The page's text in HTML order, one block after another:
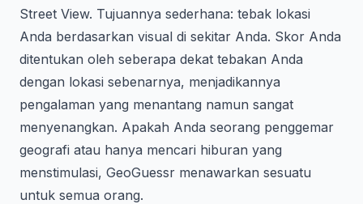
Street View. Tujuannya sederhana: tebak lokasi
Anda berdasarkan visual di sekitar Anda. Skor Anda
ditentukan oleh seberapa dekat tebakan Anda
dengan lokasi sebenarnya, menjadikannya
pengalaman yang menantang namun sangat
menyenangkan. Apakah Anda seorang penggemar
geografi atau hanya mencari hiburan yang
menstimulasi, GeoGuessr menawarkan sesuatu
untuk semua orang.